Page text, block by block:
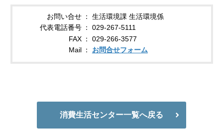
お問い合せ
生活環境課 生活環境係
代表電話番号
029-267-5111
FAX
029-266-3577
Mail
お問合せフォーム
消費生活センター一覧へ戻る